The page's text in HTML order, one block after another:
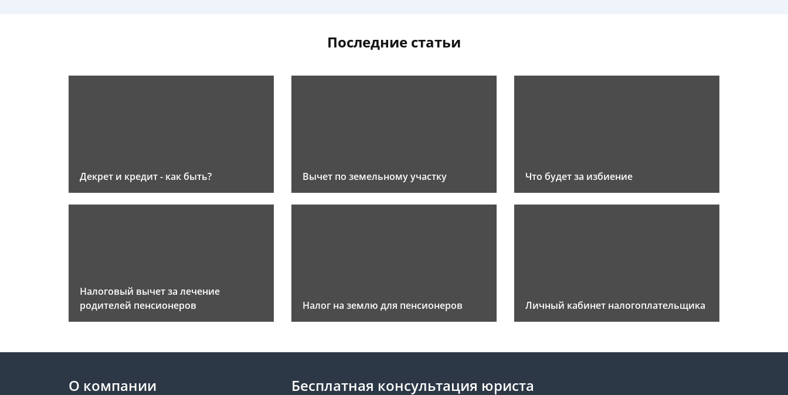
Последние статьи
Декрет и кредит - как быть? Вычет по земельному участку Что будет за избиение
Налоговый вычет за лечение
родителей пенсионеров
Налог на землю для пенсионеров Личный кабинет налогоплательщика
О компании Бесплатная консультация юриста